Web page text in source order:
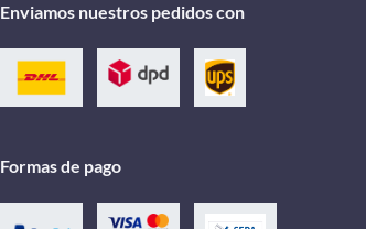
Enviamos nuestros pedidos con
Formas de pago